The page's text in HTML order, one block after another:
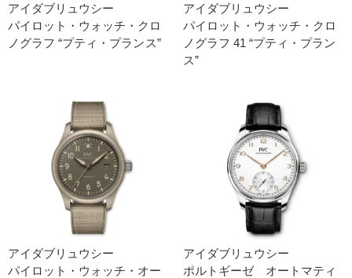
アイダブリュウシー
パイロット・ウォッチ・クロ
ノグラフ “プティ・プランス”
アイダブリュウシー
パイロット・ウォッチ・クロ
ノグラフ 41 “プティ・プラン
ス”
アイダブリュウシー
パイロット・ウォッチ・オー
アイダブリュウシー
ポルトギーゼ オートマティ